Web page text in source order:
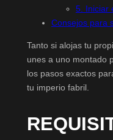
5. Iniciar
Consejos para
Tanto si alojas tu
unes a uno montado
los pasos exactos
tu imperio fabril.